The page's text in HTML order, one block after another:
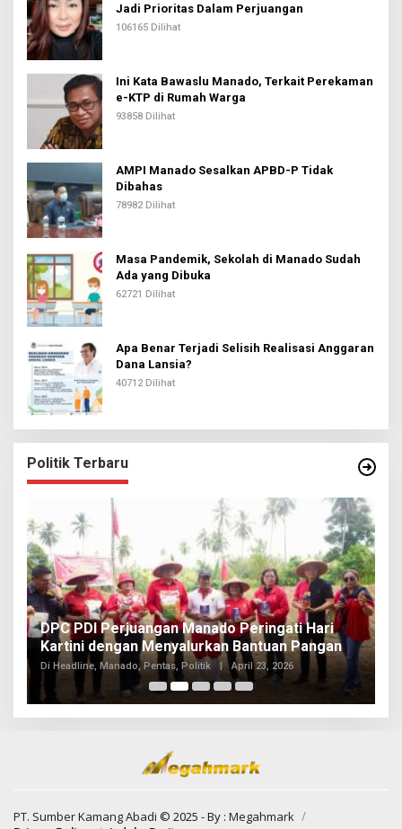
Jadi Prioritas Dalam Perjuangan
106165 Dilihat
Ini Kata Bawaslu Manado, Terkait Perekaman
e-KTP di Rumah Warga
93858 Dilihat
AMPI Manado Sesalkan APBD-P Tidak
Dibahas
78982 Dilihat
Masa Pandemik, Sekolah di Manado Sudah
Ada yang Dibuka
62721 Dilihat
Apa Benar Terjadi Selisih Realisasi Anggaran
Dana Lansia?
40712 Dilihat
Politik Terbaru
DPC PDI Perjuangan Manado Peringati Hari
Kartini dengan Menyalurkan Bantuan Pangan
Di Headline, Manado, Pentas, Politik | April 23, 2026
PT. Sumber Kamang Abadi © 2025 - By : Megahmark